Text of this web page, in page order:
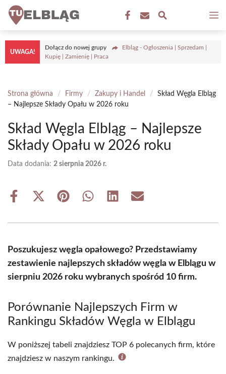
Przejdź
treści
UWAGA!
Dołącz do nowej grupy
Elbląg - Ogłoszenia | Sprzedam |
Kupię | Zamienię | Praca
Strona główna / Firmy / Zakupy i Handel /
Skład Węgla Elbląg
– Najlepsze Składy Opału w 2026 roku
Skład Węgla Elbląg – Najlepsze
Składy Opału w 2026 roku
Data dodania: 2 sierpnia 2026 r.
Share
Share
(Twitter)
Share Share Share Share
Poszukujesz węgla opałowego? Przedstawiamy
zestawienie najlepszych składów węgla w Elblągu w
sierpniu 2026 roku wybranych spośród 10 firm.
Porównanie Najlepszych Firm w
Rankingu Składów Węgla w Elblągu
W poniższej tabeli znajdziesz TOP 6 polecanych firm, które
znajdziesz w naszym rankingu.